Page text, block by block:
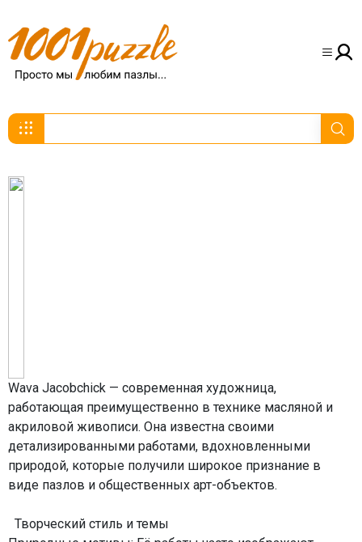
Wava Jacobchick — современная художница,
работающая преимущественно в технике масляной и
акриловой живописи. Она известна своими
детализированными работами, вдохновленными
природой, которые получили широкое признание в
виде пазлов и общественных арт-объектов.
Творческий стиль и темы